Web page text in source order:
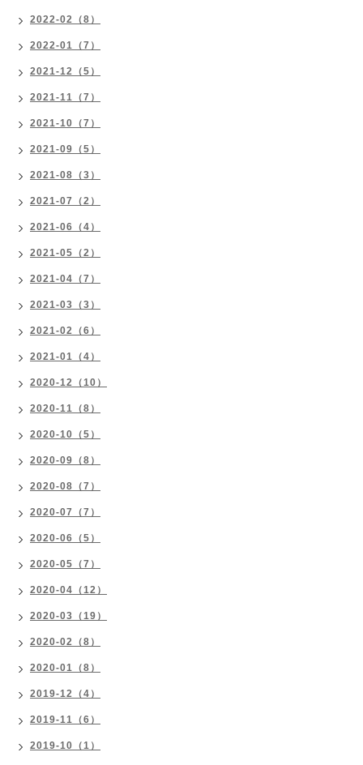
2022-02（8）
2022-01（7）
2021-12（5）
2021-11（7）
2021-10（7）
2021-09（5）
2021-08（3）
2021-07（2）
2021-06（4）
2021-05（2）
2021-04（7）
2021-03（3）
2021-02（6）
2021-01（4）
2020-12（10）
2020-11（8）
2020-10（5）
2020-09（8）
2020-08（7）
2020-07（7）
2020-06（5）
2020-05（7）
2020-04（12）
2020-03（19）
2020-02（8）
2020-01（8）
2019-12（4）
2019-11（6）
2019-10（1）